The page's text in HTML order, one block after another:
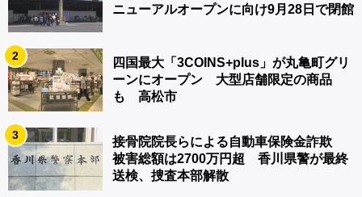
ニューアルオープンに向け9月28日で閉館
2
四国最大「3COINS+plus」が丸亀町グリ
ーンにオープン 大型店舗限定の商品
も 高松市
3
接骨院院長らによる自動車保険金詐欺
被害総額は2700万円超 香川県警が最終
送検、捜査本部解散